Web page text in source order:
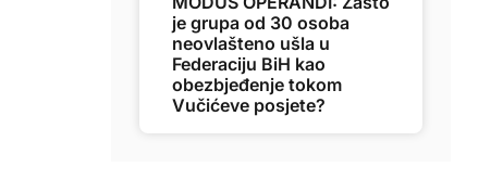
je grupa od 30 osoba
neovlašteno ušla u
Federaciju BiH kao
obezbjeđenje tokom
Vučićeve posjete?